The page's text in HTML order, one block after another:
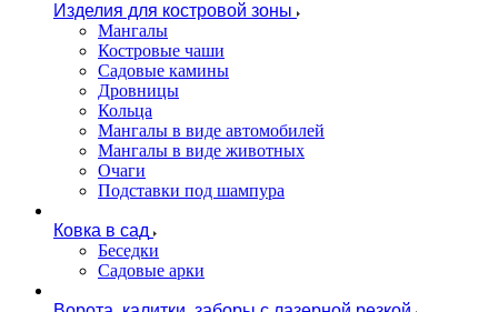
Изделия для костровой зоны
Мангалы
Костровые чаши
Садовые камины
Дровницы
Кольца
Мангалы в виде автомобилей
Мангалы в виде животных
Очаги
Подставки под шампура
Ковка в сад
Беседки
Садовые арки